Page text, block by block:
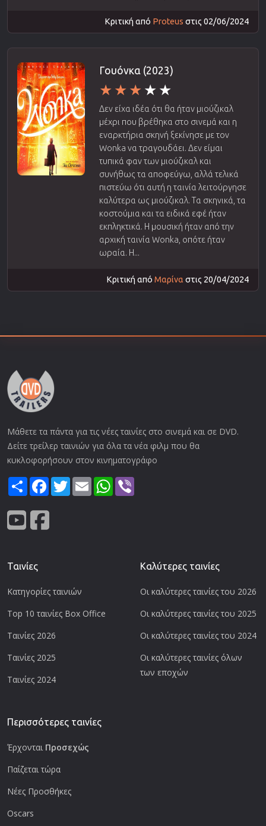
Κριτική από Proteus στις 02/06/2024
Γουόνκα (2023)
Δεν είχα ιδέα ότι θα ήταν μιούζικαλ
μέχρι που βρέθηκα στο σινεμά και η
εναρκτήρια σκηνή ξεκίνησε με τον
Wonka να τραγουδάει. Δεν είμαι
τυπικά φαν των μιούζικαλ και
συνήθως τα αποφεύγω, αλλά τελικά
πιστεύω ότι αυτή η ταινία λειτούργησε
καλύτερα ως μιούζικαλ. Τα σκηνικά, τα
κοστούμια και τα ειδικά εφέ ήταν
εκπληκτικά. Η μουσική ήταν από την
αρχική ταινία Wonka, οπότε ήταν
ωραία. Η...
Κριτική από Μαρίνα στις 20/04/2024
Μάθετε τα πάντα για τις νέες ταινίες στο σινεμά και σε DVD.
Δείτε τρείλερ ταινιών για όλα τα νέα φιλμ που θα
κυκλοφορήσουν στον κινηματογράφο
ShareFacebook
TwitterEmail WhatsApp
Ταινίες
Κατηγορίες ταινιών
Top 10 ταινίες Box Office
Ταινίες 2026
Ταινίες 2025
Ταινίες 2024
Καλύτερες ταινίες
Οι καλύτερες ταινίες του 2026
Οι καλύτερες ταινίες του 2025
Οι καλύτερες ταινίες του 2024
Οι καλύτερες ταινίες όλων
των εποχών
Περισσότερες ταινίες
Έρχονται Προσεχώς
Παίζεται τώρα
Νέες Προσθήκες
Oscars